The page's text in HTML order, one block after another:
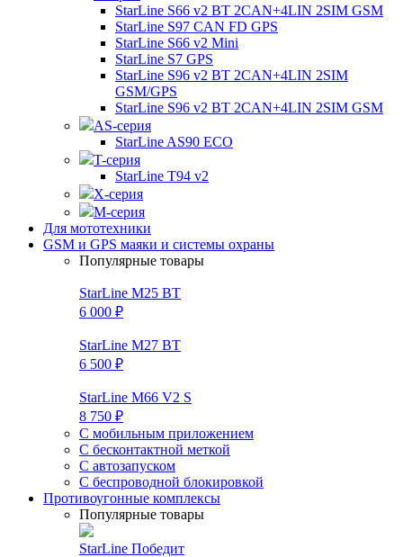
StarLine S66 v2 BT 2CAN+4LIN 2SIM GSM
StarLine S97 CAN FD GPS
StarLine S66 v2 Mini
StarLine S7 GPS
StarLine S96 v2 BT 2CAN+4LIN 2SIM
GSM/GPS
StarLine S96 v2 BT 2CAN+4LIN 2SIM GSM
AS-серия
StarLine AS90 ECO
T-серия
StarLine T94 v2
X-серия
M-серия
Для мототехники
GSM и GPS маяки и системы охраны
Популярные товары
StarLine M25 BT
6 000 ₽
StarLine M27 BT
6 500 ₽
StarLine M66 V2 S
8 750 ₽
С мобильным приложением
С бесконтактной меткой
С автозапуском
С беспроводной блокировкой
Противоугонные комплексы
Популярные товары
StarLine Победит